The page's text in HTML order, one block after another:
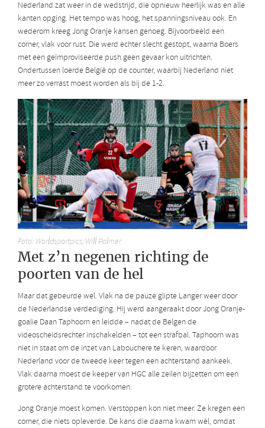
Nederland zat weer in de wedstrijd, die opnieuw heerlijk was en alle
kanten opging. Het tempo was hoog, het spanningsniveau ook. En
wederom kreeg Jong Oranje kansen genoeg. Bijvoorbeeld een
corner, vlak voor rust. Die werd echter slecht gestopt, waarna Boers
met een geïmproviseerde push geen gevaar kon uitrichten.
Ondertussen loerde België op de counter, waarbij Nederland niet
meer zo verrast moest worden als bij de 1-2.
Foto: Worldsportpics/Will Palmer
Met z’n negenen richting de
poorten van de hel
Maar dat gebeurde wel. Vlak na de pauze glipte Langer weer door
de Nederlandse verdediging. Hij werd aangeraakt door Jong Oranje-
goalie Daan Taphoorn en leidde – nadat de Belgen de
videoscheidsrechter inschakelden – tot een strafbal. Taphoorn was
niet in staat om de inzet van Labouchere te keren, waardoor
Nederland voor de tweede keer tegen een achterstand aankeek.
Vlak daarna moest de keeper van HGC alle zeilen bijzetten om een
grotere achterstand te voorkomen.
Jong Oranje moest komen. Verstoppen kon niet meer. Ze kregen een
corner, die niets opleverde. De kans die daarna kwam wél, omdat